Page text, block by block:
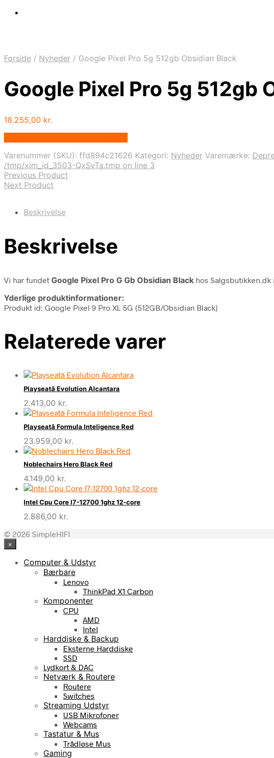
Forside / Nyheder / Google Pixel Pro 5g 512gb Obsidian Black
Google Pixel Pro 5g 512gb
18.255,00 kr.
Varenummer (SKU): ffd894c21626 Kategori: Nyheder Varemærke:
/tmp/xim_id_3503-QxSvTa.tmp on line 3
Previous Product
Next Product
Beskrivelse
Beskrivelse
Vi har fundet Google Pixel Pro G Gb Obsidian Black hos Salgsbutikken.dk
Yderlige produktinformationer:
Produkt id: Google Pixel 9 Pro XL 5G (512GB/Obsidian Black)
Relaterede varer
Playseatâ Evolution Alcantara
2.413,00 kr.
Playseatâ Formula Inteligence Red
23.959,00 kr.
Noblechairs Hero Black Red
4.149,00 kr.
Intel Cpu Core I7-12700 1ghz 12-core
2.886,00 kr.
© 2026 SimpleHIFI
×
Computer & Udstyr
Bærbare
Lenovo
ThinkPad X1 Carbon
Komponenter
CPU
AMD
Intel
Harddiske & Backup
Eksterne Harddiske
SSD
Lydkort & DAC
Netværk & Routere
Routere
Switches
Streaming Udstyr
USB Mikrofoner
Webcams
Tastatur & Mus
Trådløse Mus
Gaming